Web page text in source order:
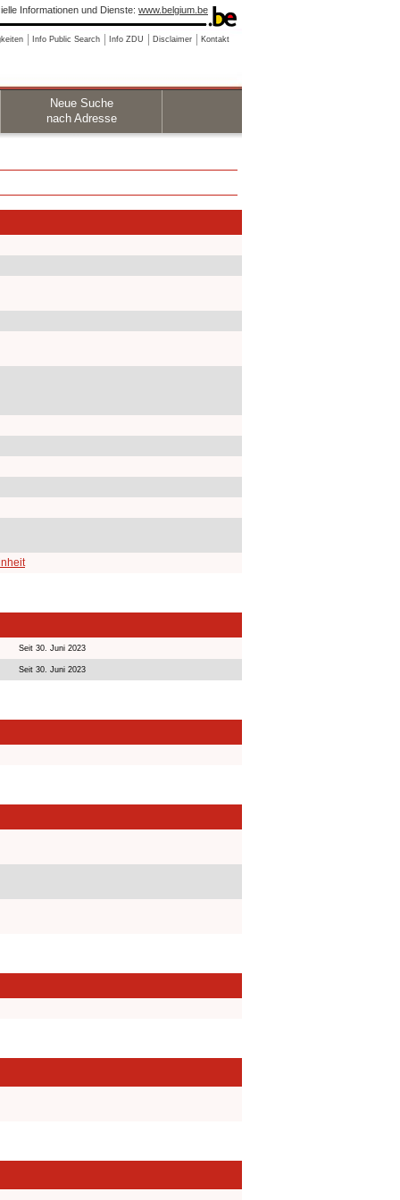
Informationen und Dienste: www.belgium.be
Info Public Search Info ZDU Disclaimer Kontakt
Neue Suche
nach Adresse
Seit 30. Juni 2023
Seit 30. Juni 2023